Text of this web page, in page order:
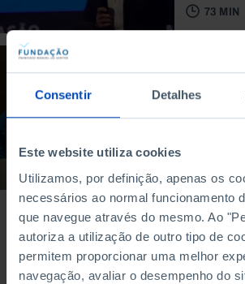
Consentir Detalhes
Este website utiliza cookies
Utilizamos, por definição, apenas os
necessários ao normal funcionamento
que navegue através do mesmo. Ao
autoriza a utilização de outro tipo de
permitem proporcionar uma melhor
navegação, avaliar o desempenho do
73 MIN
Subir na